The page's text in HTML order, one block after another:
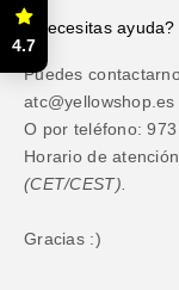
¿Necesitas ayuda?
Puedes
atc@yellowshop.es
O por teléfono:
Horario de
(CET/CEST).
Gracias :)
4.7